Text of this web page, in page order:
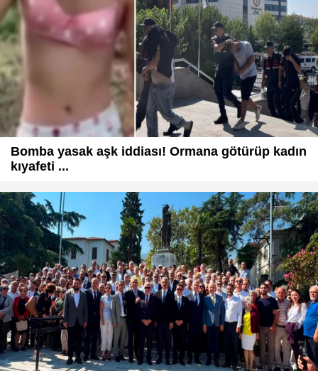
Bomba yasak aşk iddiası! Ormana götürüp kadın
kıyafeti ...